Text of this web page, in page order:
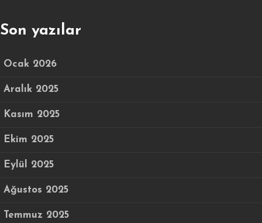
Son yazılar
Ocak 2026
Aralık 2025
Kasım 2025
Ekim 2025
Eylül 2025
Ağustos 2025
Temmuz 2025